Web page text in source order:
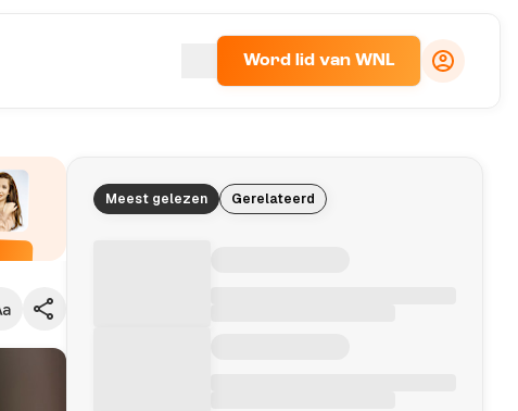
Word lid van WNL
Meest gelezen Gerelateerd